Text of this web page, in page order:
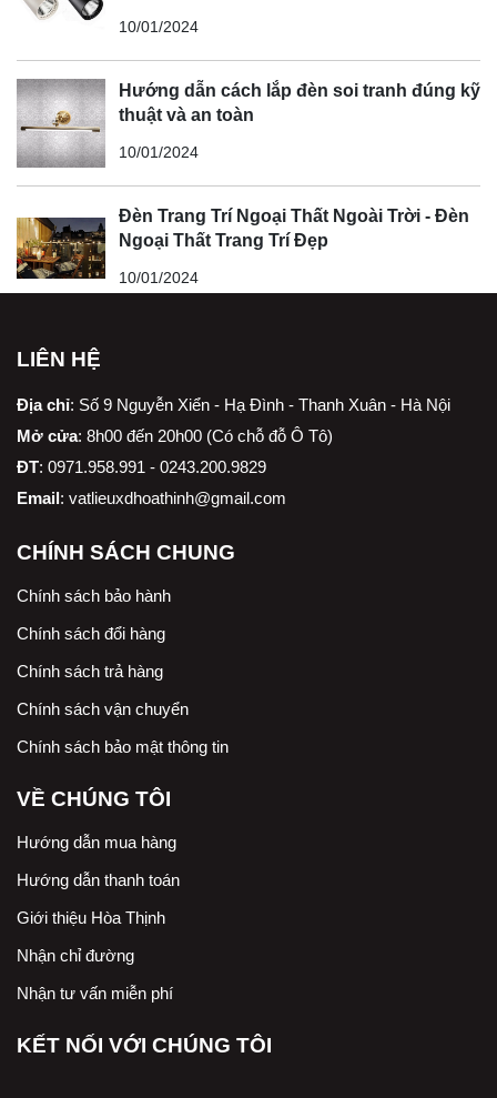
10/01/2024
Hướng dẫn cách lắp đèn soi tranh đúng kỹ
thuật và an toàn
10/01/2024
Đèn Trang Trí Ngoại Thất Ngoài Trời - Đèn
Ngoại Thất Trang Trí Đẹp
10/01/2024
LIÊN HỆ
Địa chỉ: Số 9 Nguyễn Xiển - Hạ Đình - Thanh Xuân - Hà Nội
Mở cửa: 8h00 đến 20h00 (Có chỗ đỗ Ô Tô)
ĐT: 0971.958.991 - 0243.200.9829
Email: vatlieuxdhoathinh@gmail.com
CHÍNH SÁCH CHUNG
Chính sách bảo hành
Chính sách đổi hàng
Chính sách trả hàng
Chính sách vận chuyển
Chính sách bảo mật thông tin
VỀ CHÚNG TÔI
Hướng dẫn mua hàng
Hướng dẫn thanh toán
Giới thiệu Hòa Thịnh
Nhận chỉ đường
Nhận tư vấn miễn phí
KẾT NỐI VỚI CHÚNG TÔI